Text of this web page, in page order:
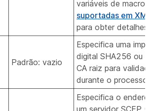
variáveis de macro
suportadas em XML
para obter detalhes.
Padrão: vazio
Especifica uma
digital SHA256 ou
CA raiz para
durante o processo
Especifica o
um servidor SCEP